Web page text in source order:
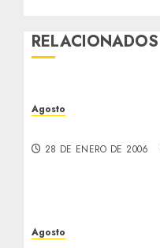
RELACIONADOS
Agosto
28 DE ENERO DE 2006
Agosto